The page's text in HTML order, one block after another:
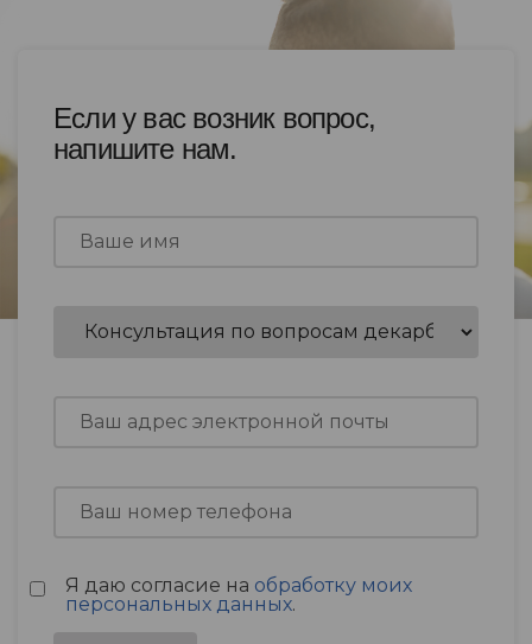
Если у вас возник вопрос,
напишите нам.
Я даю согласие на обработку моих
персональных данных.